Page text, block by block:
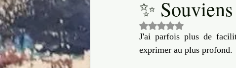
Dire OUI à la vie
✨
Noté NaN étoiles sur 5.
J'ai parfois plus de
exprimer au plus profond.